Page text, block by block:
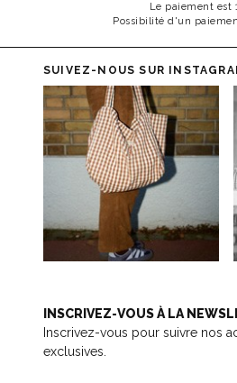
Le paiement est
Possibilité d'un
SUIVEZ-NOUS SUR
INSCRIVEZ-VOUS À LA
Inscrivez-vous pour suivre nos
exclusives.